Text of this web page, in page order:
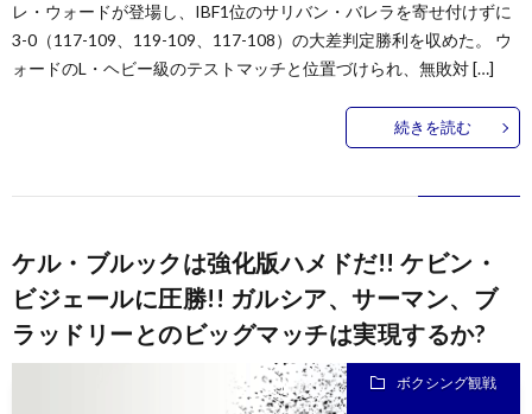
レ・ウォードが登場し、IBF1位のサリバン・バレラを寄せ付けずに
3-0（117-109、119-109、117-108）の大差判定勝利を収めた。 ウ
ォードのL・ヘビー級のテストマッチと位置づけられ、無敗対 […]
続きを読む
ケル・ブルックは強化版ハメドだ!! ケビン・
ビジェールに圧勝!! ガルシア、サーマン、ブ
ラッドリーとのビッグマッチは実現するか?
ボクシング観戦